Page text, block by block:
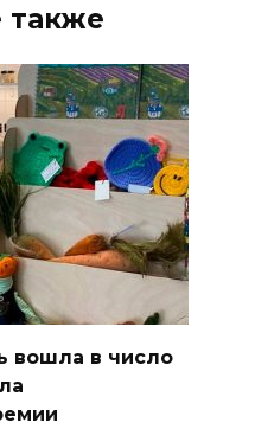
также
вошла в число